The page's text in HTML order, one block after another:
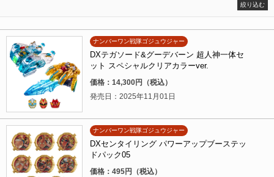
絞り込む
ナンバーワン戦隊ゴジュウジャー
DXテガソード&グーデバーン 超人神一体セ
ット スペシャルクリアカラーver.
価格：14,300円（税込）
発売日：2025年11月01日
ナンバーワン戦隊ゴジュウジャー
DXセンタイリング パワーアップブーステッ
ドパック05
価格：495円（税込）